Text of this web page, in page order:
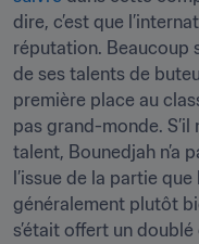
dire, c’est que
réputation. Beaucoup
de ses talents de
première place au
pas grand-monde.
talent, Bounedjah n’a
l’issue de la partie
généralement plutôt
s’était offert un